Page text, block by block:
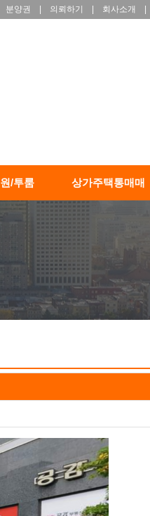
분양권 의뢰하기 회사소개
원/투룸 상가주택통매매